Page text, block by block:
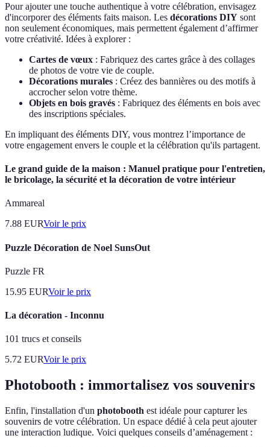
Pour ajouter une touche authentique à votre célébration, envisagez
d'incorporer des éléments faits maison. Les décorations DIY sont
non seulement économiques, mais permettent également d’affirmer
votre créativité. Idées à explorer :
Cartes de vœux : Fabriquez des cartes grâce à des collages
de photos de votre vie de couple.
Décorations murales : Créez des bannières ou des motifs à
accrocher selon votre thème.
Objets en bois gravés : Fabriquez des éléments en bois avec
des inscriptions spéciales.
En impliquant des éléments DIY, vous montrez l’importance de
votre engagement envers le couple et la célébration qu'ils partagent.
Le grand guide de la maison : Manuel pratique pour l'entretien,
le bricolage, la sécurité et la décoration de votre intérieur
Ammareal
7.88 EURVoir le prix
Puzzle Décoration de Noel SunsOut
Puzzle FR
15.95 EURVoir le prix
La décoration - Inconnu
101 trucs et conseils
5.72 EURVoir le prix
Photobooth : immortalisez vos souvenirs
Enfin, l'installation d'un photobooth est idéale pour capturer les
souvenirs de votre célébration. Un espace dédié à cela peut ajouter
une interaction ludique. Voici quelques conseils d’aménagement :